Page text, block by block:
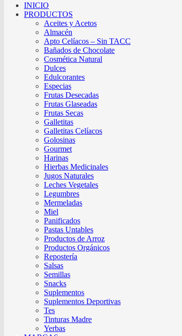
INICIO
PRODUCTOS
Aceites y Acetos
Almacén
Apto Celíacos – Sin TACC
Bañados de Chocolate
Cosmética Natural
Dulces
Edulcorantes
Especias
Frutas Desecadas
Frutas Glaseadas
Frutas Secas
Galletitas
Galletitas Celíacos
Golosinas
Gourmet
Harinas
Hierbas Medicinales
Jugos Naturales
Leches Vegetales
Legumbres
Mermeladas
Miel
Panificados
Pastas Untables
Productos de Arroz
Productos Orgánicos
Repostería
Salsas
Semillas
Snacks
Suplementos
Suplementos Deportivas
Tes
Tinturas Madre
Yerbas